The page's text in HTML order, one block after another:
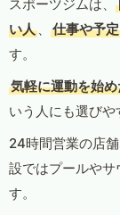
スポーツジムは、
い人 、 仕事や予
す。
気軽に運動を始
いう人にも選びや
24時間営業の店
設ではプールやサ
す。